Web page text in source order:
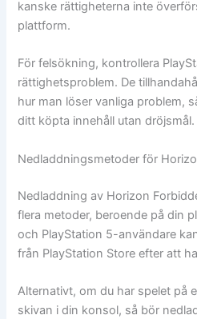
kanske rättigheterna inte
plattform.
För felsökning, kontrollera
rättighetsproblem. De
hur man löser vanliga problem,
ditt köpta innehåll utan dröjsmål.
Nedladdningsmetoder för
Nedladdning av Horizon
flera metoder, beroende på din
och PlayStation 5-användare
från PlayStation Store efter att
Alternativt, om du har spelet på
skivan i din konsol, så bör